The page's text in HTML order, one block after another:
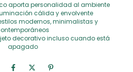
aporta personalidad al ambiente
cálida y envolvente
modernos, minimalistas y
decorativo incluso cuando está
apagado